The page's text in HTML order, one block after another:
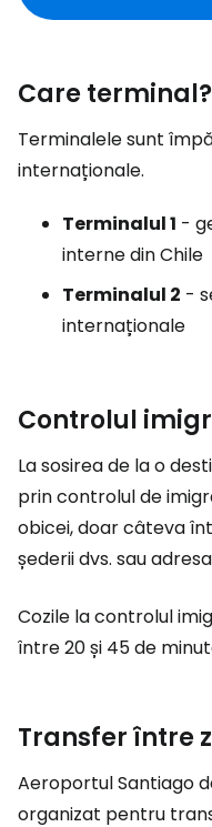
Care terminal?
Terminalele sunt
internaționale.
Terminalul 1 -
interne din Chile
Terminalul 2 -
internaționale
Controlul
La sosirea de la o
prin controlul de
obicei, doar câteva
șederii dvs. sau
Cozile la controlul
între 20 și 45 de
Transfer între
Aeroportul Santiago
organizat pentru